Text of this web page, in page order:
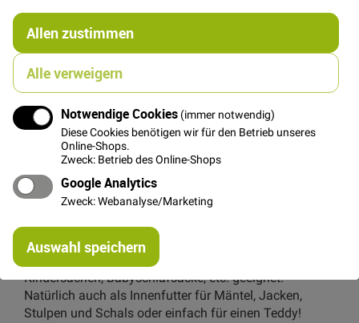
Allen zustimmen
Alle verweigern
Notwendige Cookies (immer notwendig)
Diese Cookies benötigen wir für den Betrieb unseres
Online-Shops.
Zweck: Betrieb des Online-Shops
Google Analytics
Zweck: Webanalyse/Marketing
Auswahl speichern
28,00 €
Menge
Details
20% Polyester ist schön warm und kuschelig.
Der Teddy Plüsch ist sehr gut als Innenfutter für
Kindersachen, Babyschlafsäcke, etc. geeignet.
Natürlich auch als Innenfutter für Mäntel, Jacken,
Stulpen und Schals oder einfach für einen Teddy!